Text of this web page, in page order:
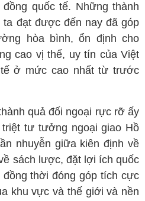
quốc tế. Những thành
đạt được đến nay đã góp
hòa bình, ổn định cho
cao vị thế, uy tín của Việt
ở mức cao nhất từ trước
quả đối ngoại rực rỡ ấy
tư tưởng ngoại giao Hồ
nhuyễn giữa kiên định về
sách lược, đặt lợi ích quốc
thời đóng góp tích cực
khu vực và thế giới và nền